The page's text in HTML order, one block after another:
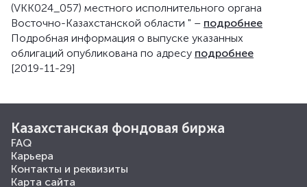
(VKK024_057) местного исполнительного органа
Восточно-Казахстанской области " – подробнее
Подробная информация о выпуске указанных
облигаций опубликована по адресу подробнее
[2019-11-29]
Казахстанская фондовая биржа
FAQ
Карьера
Контакты и реквизиты
Карта сайта